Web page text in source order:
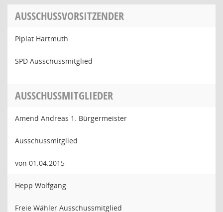
AUSSCHUSSVORSITZENDER
Piplat Hartmuth
SPD Ausschussmitglied
AUSSCHUSSMITGLIEDER
Amend Andreas 1. Bürgermeister
Ausschussmitglied
von 01.04.2015
Hepp Wolfgang
Freie Wähler Ausschussmitglied